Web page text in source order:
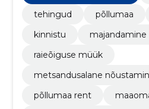
tehingud
põllumaa
kinnistu
majandamine
raieõiguse müük
metsandusalane
põllumaa rent